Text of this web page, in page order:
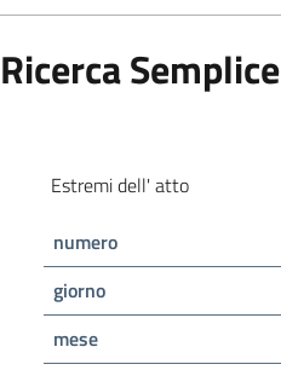
Ricerca Semplice
Estremi dell' atto
numero
giorno
mese